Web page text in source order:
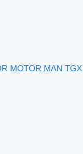
MOTOR MAN